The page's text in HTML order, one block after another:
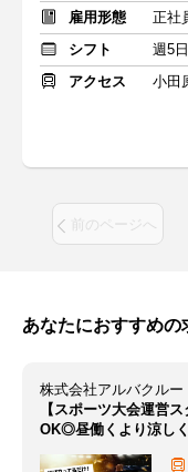
雇用形態
正社
シフト
週5
アクセス
小田
前のページへ
あなたにおすすめの
株式会社アルバクル
【スポーツ大会運営
OK◎昼働くより涼し